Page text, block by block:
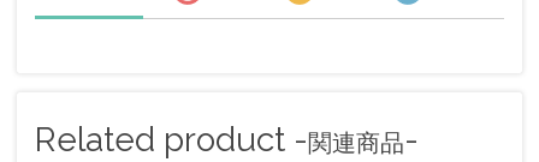
Related product -関連商品-